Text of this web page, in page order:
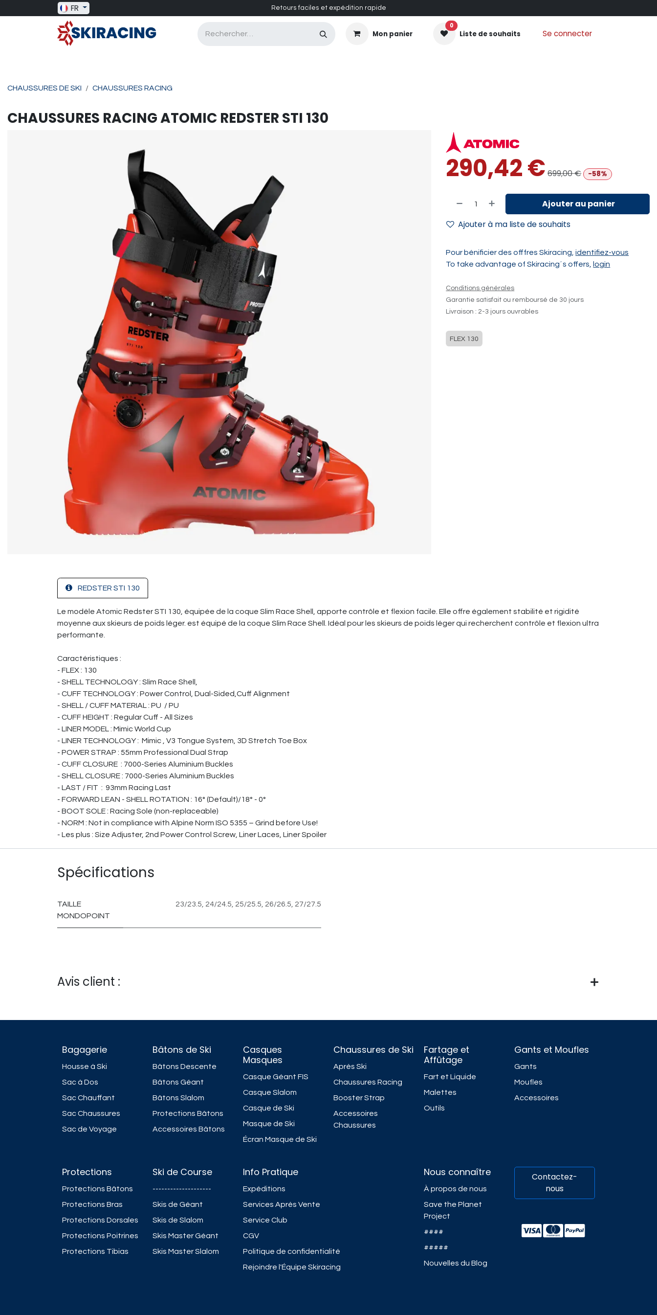
Se rendre au contenu
FR Retours faciles et expédition rapide
Mon panier
0
Liste de souhaits Se connecter
CHAUSSURES DE SKI CHAUSSURES RACING
CHAUSSURES RACINGATOMIC REDSTER STI 130
290,42€ 699,00€ -58%
Ajouter au panier
Ajouter à ma liste de souhaits
Pour bénificier des offfres Skiracing,identifiez-vous
To take advantage of Skiracing´s offers, login
Conditions générales
Garantie satisfait ou remboursé de 30 jours
Livraison : 2-3 jours ouvrables
FLEX 130
REDSTER STI 130
Le modèle Atomic Redster STI 130, équipée de la coque Slim Race Shell, apporte contrôle et flexion facile. Elle offre également stabilité et rigidité
moyenne aux skieurs de poids léger. est équipé de la coque Slim Race Shell. Idéal pour les skieurs de poids léger qui recherchent contrôle et flexion ultra
performante.
Caractéristiques :
- FLEX : 130
- SHELL TECHNOLOGY : Slim Race Shell,
- CUFF TECHNOLOGY : Power Control, Dual-Sided,Cuff Alignment
- SHELL / CUFF MATERIAL : PU / PU
- CUFF HEIGHT : Regular Cuff - All Sizes
- LINER MODEL : Mimic World Cup
- LINER TECHNOLOGY : Mimic , V3 Tongue System, 3D Stretch Toe Box
- POWER STRAP : 55mm Professional Dual Strap
- CUFF CLOSURE : 7000-Series Aluminium Buckles
- SHELL CLOSURE : 7000-Series Aluminium Buckles
- LAST / FIT : 93mm Racing Last
- FORWARD LEAN - SHELL ROTATION : 16° (Default)/18° - 0°
- BOOT SOLE : Racing Sole (non-replaceable)
- NORM : Not in compliance with Alpine Norm ISO 5355 – Grind before Use!
- Les plus : Size Adjuster, 2nd Power Control Screw, Liner Laces, Liner Spoiler
Spécifications
TAILLE
MONDOPOINT
23/23.5, 24/24.5, 25/25.5, 26/26.5, 27/27.5
Avis client :
Protections
Protections Bâtons
Protections Bras
Protections Dorsales
Protections Poitrines
Protections Tibias
Ski de Course
--------------------
Skis de Géant
Skis de Slalom
Skis Master Géant
Skis Master Slalom
Nous connaître
À propos de nous
Save the Planet
Project
####
#####
Nouvelles du Blog
Info Pratique
Expéditions
Services Après Vente
Service Club
CGV
Politique de confidentialité
Rejoindre l'Équipe Skiracing
Contactez-
nous
Bagagerie
Housse à Ski
Sac à Dos
Sac Chauffant
Sac Chaussures
Sac de Voyage
Bâtons de Ski
Bâtons Descente
Bâtons Géant
Bâtons Slalom
Protections Bâtons
Accessoires Bâtons
Casques
Masques
Casque Géant FIS
Casque Slalom
Casque de Ski
Masque de Ski
Écran Masque de Ski
Chaussures de Ski
Après Ski
Chaussures Racing
Booster Strap
Accessoires
Chaussures
Fartage et
Affûtage
Fart et Liquide
Malettes
Outils
Gants et Moufles
Gants
Moufles
Accessoires